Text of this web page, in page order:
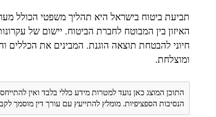
תביעת ביטוח בישראל היא תהליך משפטי הכולל
האיזון בין המבוטח לחברת הביטוח. יישום של
חיוני להבטחת תוצאה הוגנת. המבינים את הכללים
ומוצלחת.
התוכן המוצג כאן נועד למטרות מידע כללי בלבד ואין
הנסיבות הספציפיות. מומלץ להתייעץ עם עורך דין